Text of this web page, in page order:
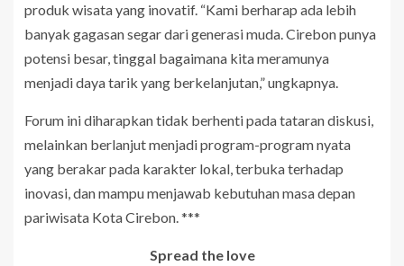
produk wisata yang inovatif. “Kami berharap ada lebih
banyak gagasan segar dari generasi muda. Cirebon punya
potensi besar, tinggal bagaimana kita meramunya
menjadi daya tarik yang berkelanjutan,” ungkapnya.
Forum ini diharapkan tidak berhenti pada tataran diskusi,
melainkan berlanjut menjadi program-program nyata
yang berakar pada karakter lokal, terbuka terhadap
inovasi, dan mampu menjawab kebutuhan masa depan
pariwisata Kota Cirebon. ***
Spread the love